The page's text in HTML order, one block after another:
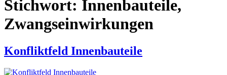
Stichwort: Innenbauteile,
Zwangseinwirkungen
Konfliktfeld Innenbauteile